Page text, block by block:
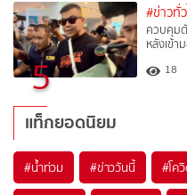
5
#ข่าวทั่
ควบคุม
หลังเข้
18
แท็กยอดนิยม
#น้ำท่วม #ข่าววันนี้ #โค